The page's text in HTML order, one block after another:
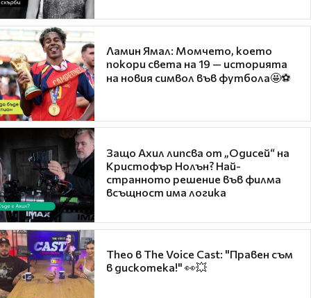
Ламин Ямал: Момчето, което
покори света на 19 — историята
на новия символ във футбола🤩⚽
Защо Ахил липсва от „Одисей“ на
Кристофър Нолън? Най-
странното решение във филма
всъщност има логика
Theo в The Voice Cast: "Правен съм
в дискотека!" 👀💥